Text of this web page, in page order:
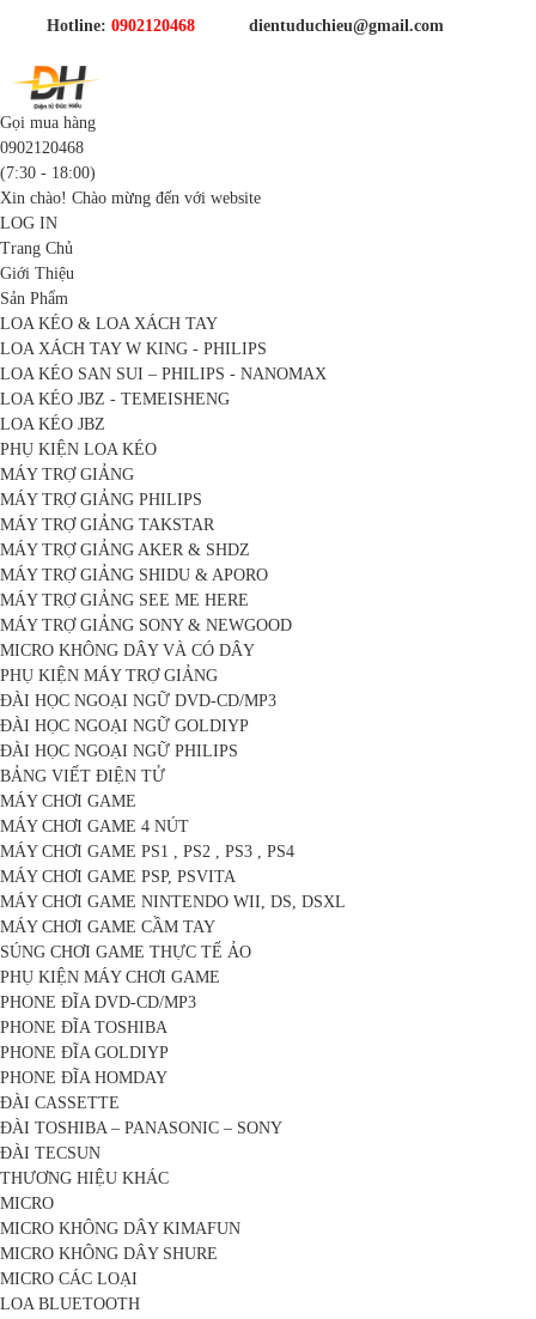
Hotline: 0902120468 dientuduchieu@gmail.com
Gọi mua hàng
0902120468
(7:30 - 18:00)
Xin chào! Chào mừng đến với website
LOG IN
Trang Chủ
Giới Thiệu
Sản Phẩm
LOA KÉO & LOA XÁCH TAY
LOA XÁCH TAY W KING - PHILIPS
LOA KÉO SAN SUI – PHILIPS - NANOMAX
LOA KÉO JBZ - TEMEISHENG
LOA KÉO JBZ
PHỤ KIỆN LOA KÉO
MÁY TRỢ GIẢNG
MÁY TRỢ GIẢNG PHILIPS
MÁY TRỢ GIẢNG TAKSTAR
MÁY TRỢ GIẢNG AKER & SHDZ
MÁY TRỢ GIẢNG SHIDU & APORO
MÁY TRỢ GIẢNG SEE ME HERE
MÁY TRỢ GIẢNG SONY & NEWGOOD
MICRO KHÔNG DÂY VÀ CÓ DÂY
PHỤ KIỆN MÁY TRỢ GIẢNG
ĐÀI HỌC NGOẠI NGỮ DVD-CD/MP3
ĐÀI HỌC NGOẠI NGỮ GOLDIYP
ĐÀI HỌC NGOẠI NGỮ PHILIPS
BẢNG VIẾT ĐIỆN TỬ
MÁY CHƠI GAME
MÁY CHƠI GAME 4 NÚT
MÁY CHƠI GAME PS1 , PS2 , PS3 , PS4
MÁY CHƠI GAME PSP, PSVITA
MÁY CHƠI GAME NINTENDO WII, DS, DSXL
MÁY CHƠI GAME CẦM TAY
SÚNG CHƠI GAME THỰC TẾ ẢO
PHỤ KIỆN MÁY CHƠI GAME
PHONE ĐĨA DVD-CD/MP3
PHONE ĐĨA TOSHIBA
PHONE ĐĨA GOLDIYP
PHONE ĐĨA HOMDAY
ĐÀI CASSETTE
ĐÀI TOSHIBA – PANASONIC – SONY
ĐÀI TECSUN
THƯƠNG HIỆU KHÁC
MICRO
MICRO KHÔNG DÂY KIMAFUN
MICRO KHÔNG DÂY SHURE
MICRO CÁC LOẠI
LOA BLUETOOTH